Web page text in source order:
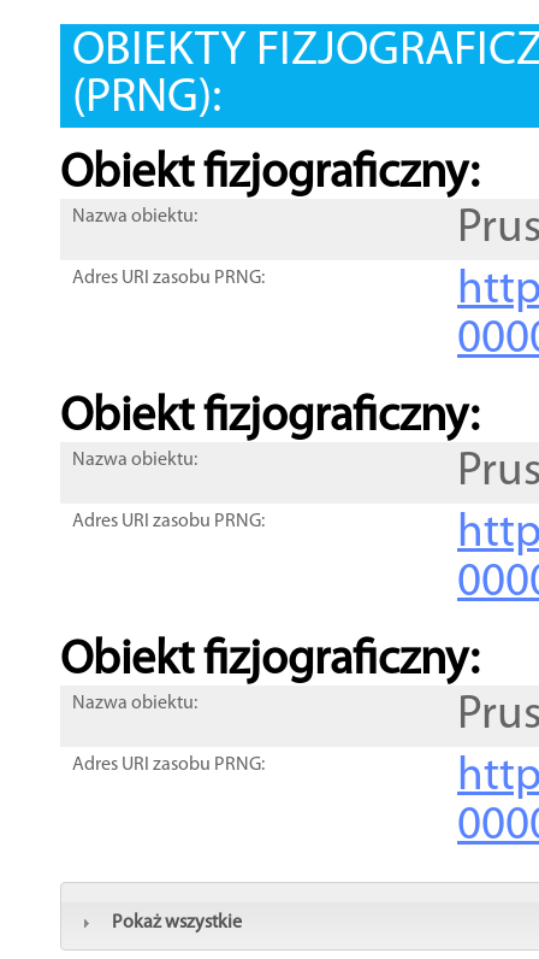
OBIEKTY
(PRNG):
Obiekt fizjograficzny:
Nazwa obiektu:
Adres URI zasobu PRNG:
Obiekt fizjograficzny:
Nazwa obiektu:
Adres URI zasobu PRNG:
Obiekt fizjograficzny:
Nazwa obiektu:
Adres URI zasobu PRNG:
Pokaż wszystkie